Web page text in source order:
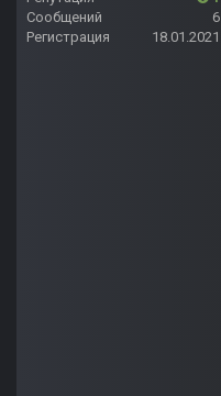
Сообщений
6
Регистрация
18.01.2021